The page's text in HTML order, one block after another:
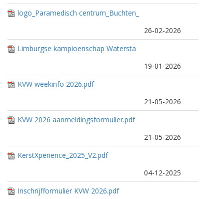
logo_Paramedisch centrum_Buchten_
26-02-2026
Limburgse kampioenschap Watersta
19-01-2026
KVW weekinfo 2026.pdf
21-05-2026
KVW 2026 aanmeldingsformulier.pdf
21-05-2026
KerstXperience_2025_V2.pdf
04-12-2025
Inschrijfformulier KVW 2026.pdf